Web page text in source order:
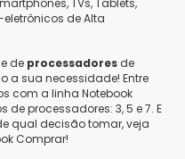
de Alta
de processadores de
a sua necessidade! Entre
com a linha Notebook
de processadores: 3, 5 e 7. E
qual decisão tomar, veja
Comprar!